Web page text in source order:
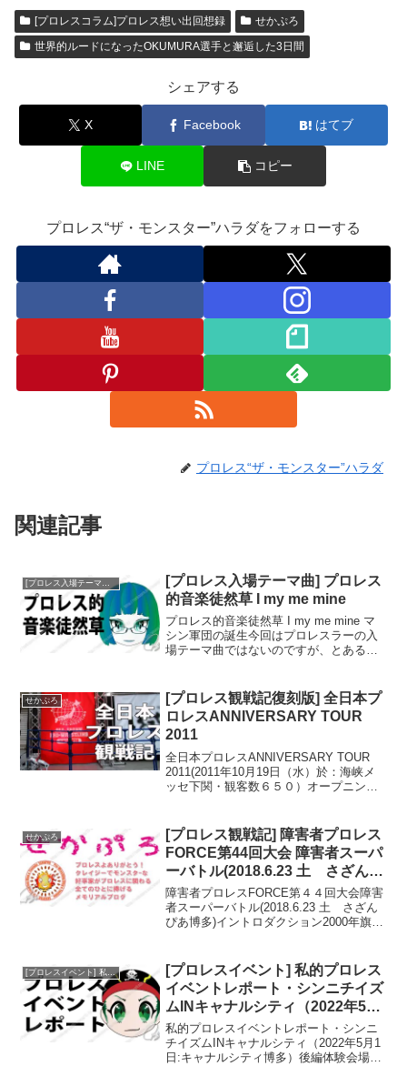
e
b
o
er bl
r
gl
e
Cl
a
ss
ro
o
m
[プロレスコラム]プロレス想い出回想録
せかぷろ
世界的ルードになったOKUMURA選手と邂逅した3日間
シェアする
X Facebook はてブ
LINE コピー
プロレス“ザ・モンスター”ハラダをフォローする
プロレス“ザ・モンスター”ハラダ
関連記事
[プロレス入場テーマ曲]プロレス的音楽徒然草
[プロレス入場テーマ曲] プロレス
的音楽徒然草 I my me mine
プロレス的音楽徒然草 I my me mine マ
シン軍団の誕生今回はプロレスラーの入
場テーマ曲ではないのですが、とあるプ
す。その前に、先ごろ、新日...
せかぷろ
[プロレス観戦記復刻版] 全日本プ
ロレスANNIVERSARY TOUR
2011
全日本プロレスANNIVERSARY TOUR
2011(2011年10月19日（水）於：海峡メ
ッセ下関・観客数６５０）オープニング
ののすんなりメッセ入りを果たすと、
駐...
せかぷろ
[プロレス観戦記] 障害者プロレス
FORCE第44回大会 障害者スーパ
ーバトル(2018.6.23 土 さざんぴ
あ博多)
障害者プロレスFORCE第４４回大会障害
者スーパーバトル(2018.6.23 土 さざん
ぴあ博多)イントロダクション2000年旗揚
さざんぴあのイベント案内には障...
[プロレスイベント] 私的プロレスイベントレポート
[プロレスイベント] 私的プロレス
イベントレポート・シンニチイズ
ムINキャナルシティ（2022年5月
1日:キャナルシティ博多）後編
私的プロレスイベントレポート・シンニ
チイズムINキャナルシティ（2022年5月1
日:キャナルシティ博多）後編体験会場へ